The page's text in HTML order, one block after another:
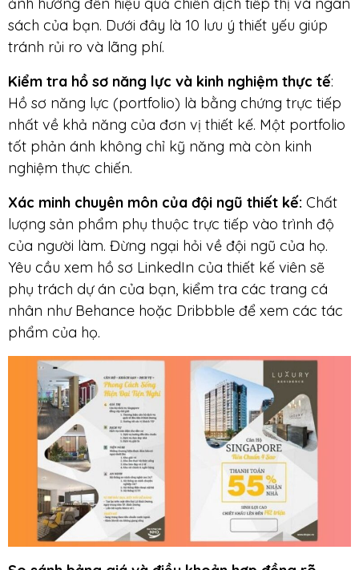
sách của bạn. Dưới đây là 10 lưu ý thiết yếu giúp
tránh rủi ro và lãng phí.
Kiểm tra hồ sơ năng lực và kinh nghiệm thực tế:
Hồ sơ năng lực (portfolio) là bằng chứng trực tiếp
nhất về khả năng của đơn vị thiết kế. Một portfolio
tốt phản ánh không chỉ kỹ năng mà còn kinh
nghiệm thực chiến.
Xác minh chuyên môn của đội ngũ thiết kế: Chất
lượng sản phẩm phụ thuộc trực tiếp vào trình độ
của người làm. Đừng ngại hỏi về đội ngũ của họ.
Yêu cầu xem hồ sơ LinkedIn của thiết kế viên sẽ
phụ trách dự án của bạn, kiểm tra các trang cá
nhân như Behance hoặc Dribbble để xem các tác
phẩm của họ.